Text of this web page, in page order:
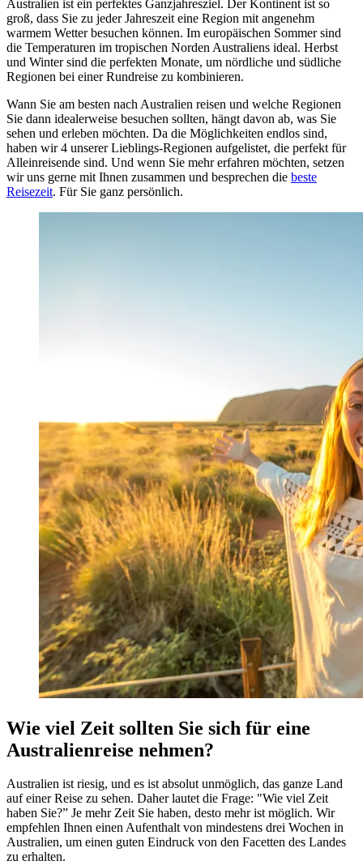
Australien ist ein perfektes Ganzjahresziel. Der Kontinent ist so
groß, dass Sie zu jeder Jahreszeit eine Region mit angenehm
warmem Wetter besuchen können. Im europäischen Sommer sind
die Temperaturen im tropischen Norden Australiens ideal. Herbst
und Winter sind die perfekten Monate, um nördliche und südliche
Regionen bei einer Rundreise zu kombinieren.
Wann Sie am besten nach Australien reisen und welche Regionen
Sie dann idealerweise besuchen sollten, hängt davon ab, was Sie
sehen und erleben möchten. Da die Möglichkeiten endlos sind,
haben wir 4 unserer Lieblings-Regionen aufgelistet, die perfekt für
Alleinreisende sind. Und wenn Sie mehr erfahren möchten, setzen
wir uns gerne mit Ihnen zusammen und besprechen die beste
Reisezeit. Für Sie ganz persönlich.
Wie viel Zeit sollten Sie sich für eine
Australienreise nehmen?
Australien ist riesig, und es ist absolut unmöglich, das ganze Land
auf einer Reise zu sehen. Daher lautet die Frage: "Wie viel Zeit
haben Sie?” Je mehr Zeit Sie haben, desto mehr ist möglich. Wir
empfehlen Ihnen einen Aufenthalt von mindestens drei Wochen in
Australien, um einen guten Eindruck von den Facetten des Landes
zu erhalten.